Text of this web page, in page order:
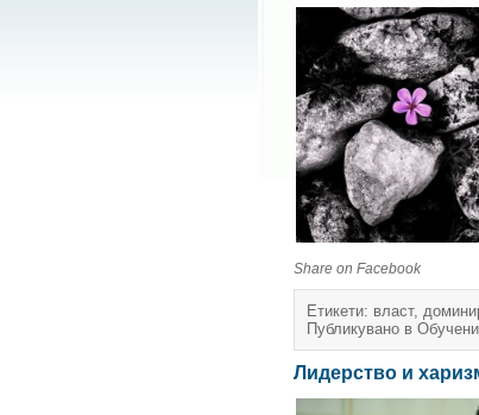
Share on Facebook
Етикети: власт,
Публикувано в
Лидерство и